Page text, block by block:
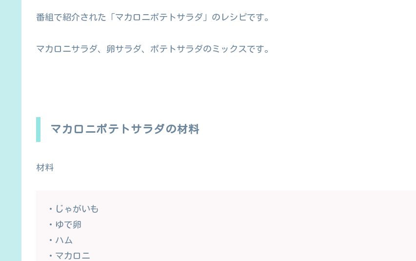
番組で紹介された「マカロニポテトサラダ」のレシピです。
マカロニサラダ、卵サラダ、ポテトサラダのミックスです。
マカロニポテトサラダの材料
材料
・じゃがいも
・ゆで卵
・ハム
・マカロニ